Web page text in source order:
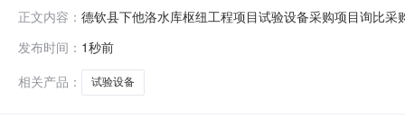
正文内容： 德钦县下他洛水库枢纽工程项目试验设备采购项目询比
001-2026），经评审委员会评审，确定成交人，现公示
发布时间： 1秒前
相关产品：
试验设备